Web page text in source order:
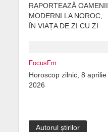
RAPORTEAZĂ OAMENII
MODERNI LA NOROC,
ÎN VIAȚA DE ZI CU ZI
FocusFm
Horoscop zilnic, 8 aprilie
2026
Autorul știrilor